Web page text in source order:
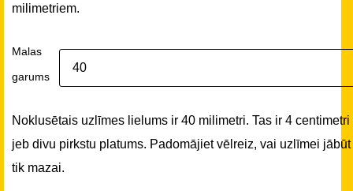
milimetriem.
Malas
garums
Noklusētais uzlīmes lielums ir 40 milimetri. Tas ir 4 centimetri
jeb divu pirkstu platums. Padomājiet vēlreiz, vai uzlīmei jābūt
tik mazai.